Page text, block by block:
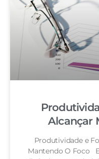
Alcançar
Produtividade e
Mantendo O Foco